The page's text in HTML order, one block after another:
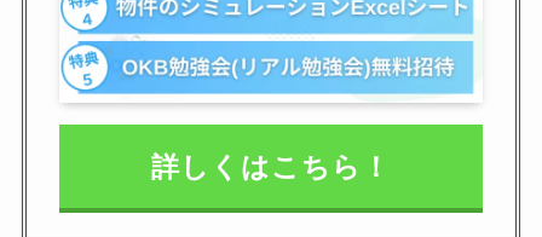
詳しくはこちら！